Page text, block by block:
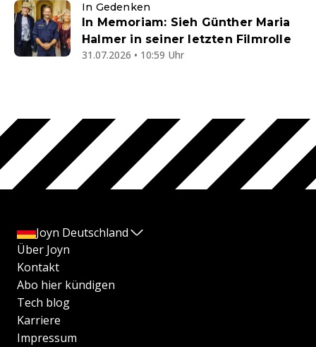
In Gedenken
In Memoriam: Sieh Günther Maria
Halmer in seiner letzten Filmrolle
31.07.2026 • 10:59 Uhr
Joyn Deutschland
Über Joyn
Kontakt
Abo hier kündigen
Tech blog
Karriere
Impressum